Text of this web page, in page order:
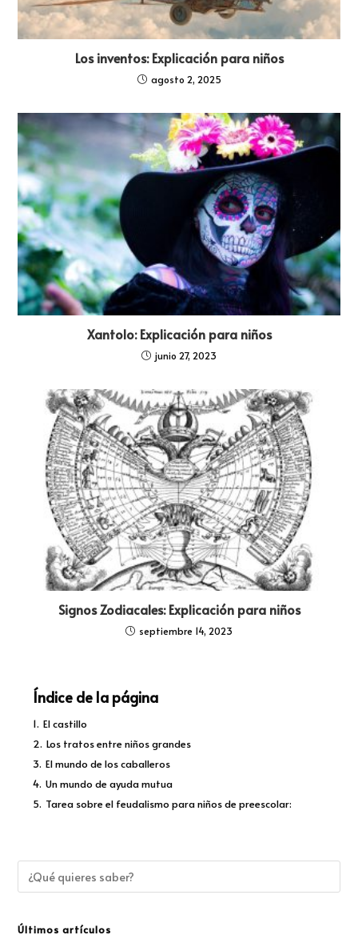
Los inventos: Explicación para niños
agosto 2, 2025
Xantolo: Explicación para niños
junio 27, 2023
Signos Zodiacales: Explicación para niños
septiembre 14, 2023
Índice de la página
1. El castillo
2. Los tratos entre niños grandes
3. El mundo de los caballeros
4. Un mundo de ayuda mutua
5. Tarea sobre el feudalismo para niños de preescolar:
Últimos artículos